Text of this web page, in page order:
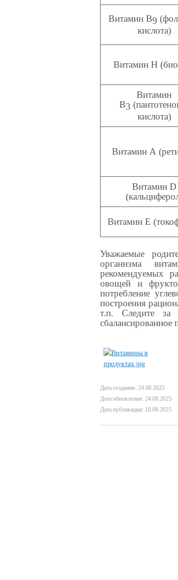
Витамин В9
кислота)
Витамин Н
Витамин
В3
кислота)
Витамин А
Витамин D
Витамин Е
Уважаемые
организма
рекомендуемых
овощей и
потребление
построения
т.п. Следите
сбалансированное
Дата создания: 24.08.2025
Дата обновления: 24.08.2025
Дата публикации: 18.08.2025